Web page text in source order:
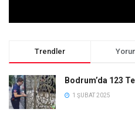
Trendler
Bodrum’da 123
1 ŞUBAT 2025